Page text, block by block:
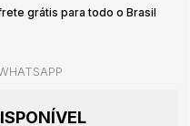
grátis para todo o Brasil